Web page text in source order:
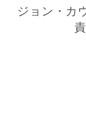
ジョン・カ